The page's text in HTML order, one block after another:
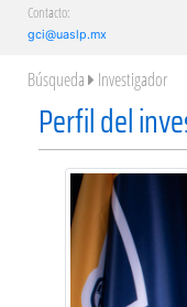
Contacto:
gci@uaslp.mx
Búsqueda Investigador
Perfil del